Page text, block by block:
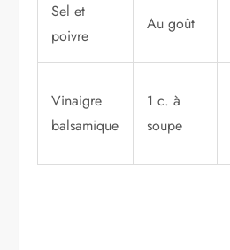
Sel et
poivre
Au goût
Vinaigre
balsamique
1 c. à
soupe